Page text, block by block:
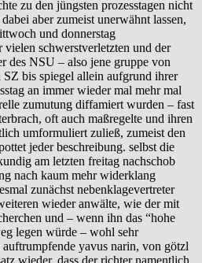
zu den jüngsten prozesstagen nicht
aber zumeist unerwähnt lassen,
und donnerstag
vielen schwerstverletzten und der
des NSU – also jene gruppe von
bis spiegel allein aufgrund ihrer
an immer wieder mal mehr mal
zumutung diffamiert wurden – fast
oft auch maßregelte und ihren
umformuliert zuließ, zumeist den
jeder beschreibung. selbst die
am letzten freitag nachschob
nach kaum mehr widerklang
zunächst nebenklagevertreter
wieder anwälte, wie der mit
und – wenn ihn das “hohe
legen würde – wohl sehr
yavus narin, von götzl
wieder. dass der richter namentlich